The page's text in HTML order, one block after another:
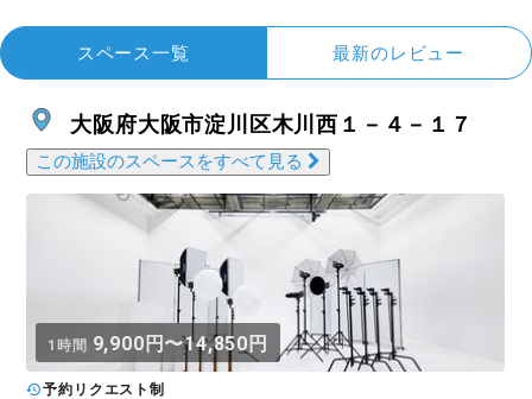
スペース一覧 最新のレビュー
大阪府大阪市淀川区木川西１－４－１７
この施設のスペースをすべて見る
1時間 9,900円〜14,850円
予約リクエスト制